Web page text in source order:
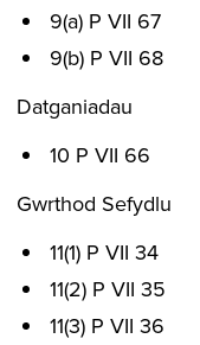
9(a) P VII 67
9(b) P VII 68
Datganiadau
10 P VII 66
Gwrthod Sefydlu
11(1) P VII 34
11(2) P VII 35
11(3) P VII 36